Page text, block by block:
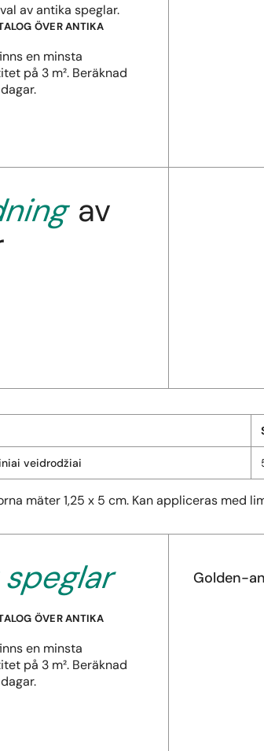
av antika speglar.
ÖVER ANTIKA
en minsta
på 3 m². Beräknad
av
veidrodžiai
mäter 1,25 x 5 cm. Kan appliceras med
ÖVER ANTIKA
en minsta
på 3 m². Beräknad
Golden-